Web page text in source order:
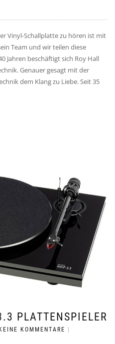
Vinyl-Schallplatte zu hören ist mit
Team und wir teilen diese
Jahren beschäftigt sich Roy Hall
Genauer gesagt mit der
dem Klang zu Liebe. Seit 35
PLATTENSPIELER
KEINE KOMMENTARE